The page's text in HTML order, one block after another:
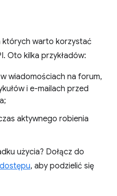
których warto korzystać
Oto kilka przykładów:
wiadomościach na forum,
i e-mailach przed
aktywnego robienia
użycia? Dołącz do
, aby podzielić się